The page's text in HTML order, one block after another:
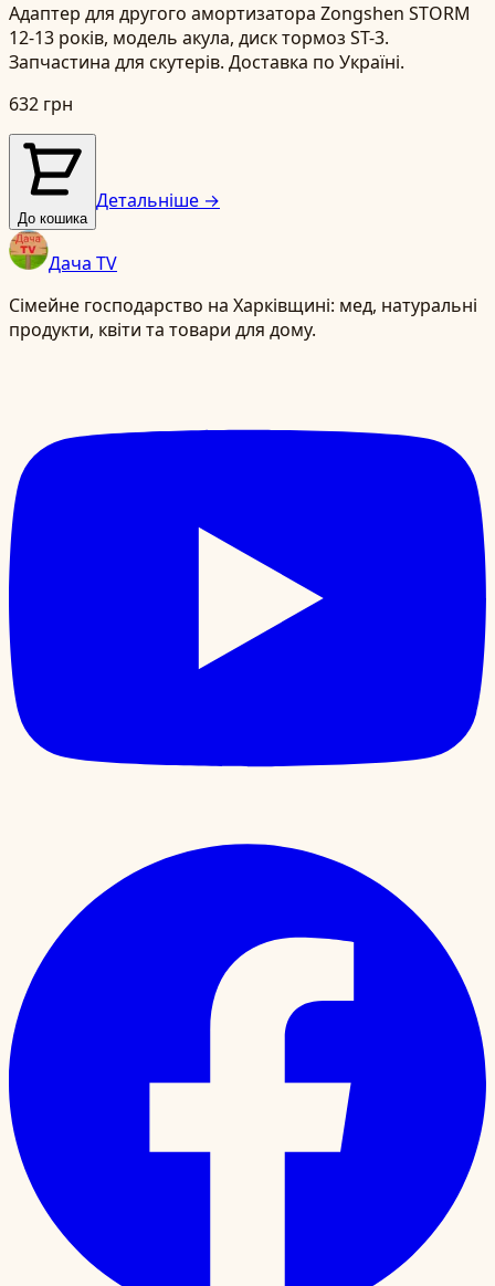
Адаптер для другого амортизатора Zongshen STORM
12-13 років, модель акула, диск тормоз ST-3.
Запчастина для скутерів. Доставка по Україні.
632 грн
До кошика
Детальніше →
Дача TV
Сімейне господарство на Харківщині: мед, натуральні
продукти, квіти та товари для дому.